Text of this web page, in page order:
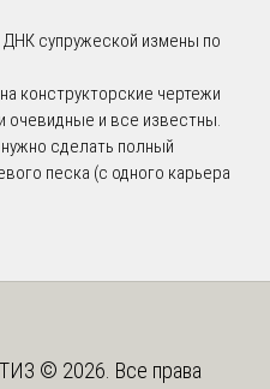
ДНК супружеской измены по
конструкторские чертежи
очевидные и все известны.
сделать полный
песка (с одного карьера
© 2026. Все права